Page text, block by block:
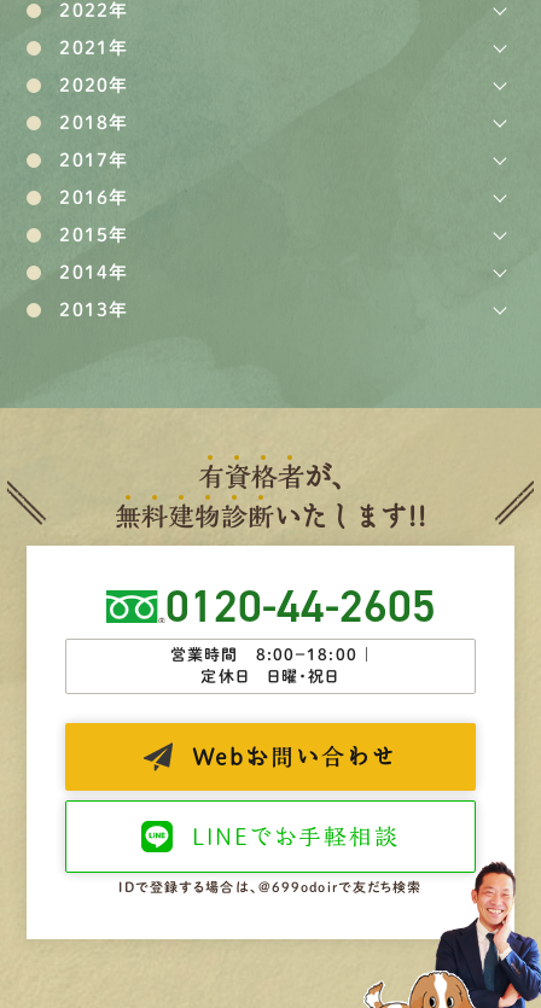
2022年
2021年
2020年
2018年
2017年
2016年
2015年
2014年
2013年
有資格者が、
無料建物診断いたします!!
0120-44-2605
営業時間 8:00−18:00 ｜
定休日 日曜・祝日
Web お問い合わせ
LINEで お手軽相談
IDで登録する場合は、@699odoirで友だち検索